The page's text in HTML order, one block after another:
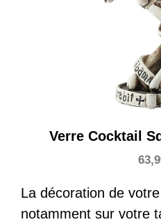
Verre Cocktail
La décoration de
notamment sur votre